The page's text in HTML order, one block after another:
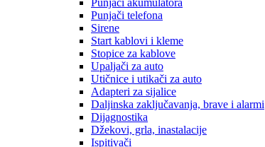
Punjači akumulatora
Punjači telefona
Sirene
Start kablovi i kleme
Stopice za kablove
Upaljači za auto
Utičnice i utikači za auto
Adapteri za sijalice
Daljinska zaključavanja, brave i alarmi
Dijagnostika
Džekovi, grla, inastalacije
Ispitivači